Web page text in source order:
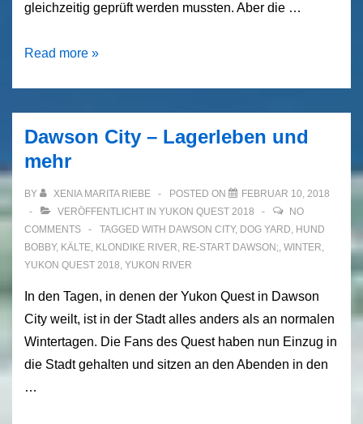
gleichzeitig geprüft werden mussten. Aber die …
Yukon
Rennergebnisse
Checkpoint
Pelly
Crossing
Read more »
Dawson City – Lagerleben und
mehr
BY XENIA MARITA RIEBE POSTED ON
FEBRUAR 10, 2018
VERÖFFENTLICHT IN YUKON QUEST 2018
NO
COMMENTS
TAGGED WITH DAWSON CITY, DOG YARD, HUND
BOBBY, KÄLTE, KLONDIKE RIVER, RE-START DAWSON;, WINTER,
YUKON QUEST 2018, YUKON RIVER
In den Tagen, in denen der Yukon Quest in Dawson
City weilt, ist in der Stadt alles anders als an normalen
Wintertagen. Die Fans des Quest haben nun Einzug in
die Stadt gehalten und sitzen an den Abenden in den
…